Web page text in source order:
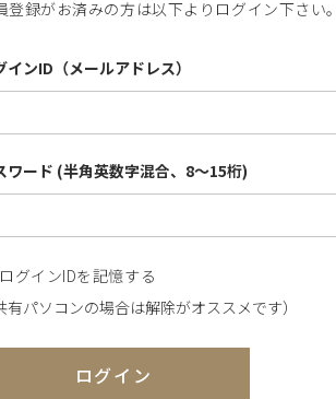
登録がお済みの方は以下よりログイン下さい。
インID（メールアドレス）
ワード (半角英数字混合、8～15桁)
ログインIDを記憶する
有パソコンの場合は解除がオススメです）
ログイン